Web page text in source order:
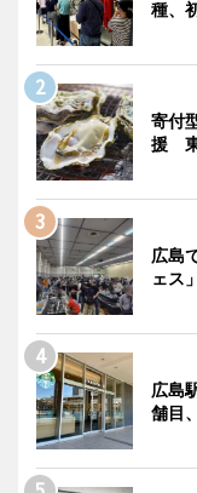
種、
寄付
援 東
広島
ェス
広島
舗目